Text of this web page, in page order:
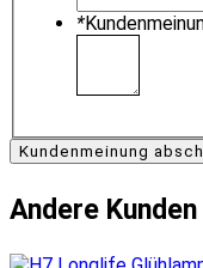
*
Kundenmeinung
Andere